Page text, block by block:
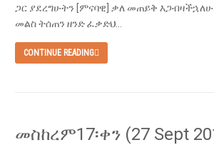
ጋር ያደረግሁትን [ምናባዊ] ቃለ መጠይቅ
መልስ ትሰጠን ዘንድ ፈቃድህ...
CONTINUE READING
መስከረም17፡ቀን (27 Sept